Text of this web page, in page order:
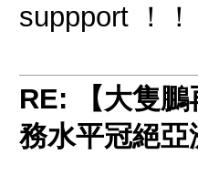
suppport ！！
RE: 【大隻
務水平冠絕亞